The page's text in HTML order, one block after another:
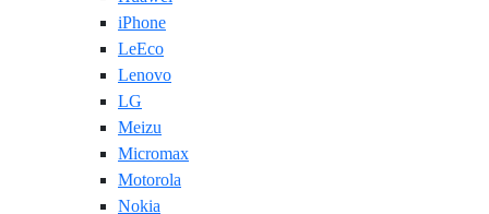
iPhone
LeEco
Lenovo
LG
Meizu
Micromax
Motorola
Nokia